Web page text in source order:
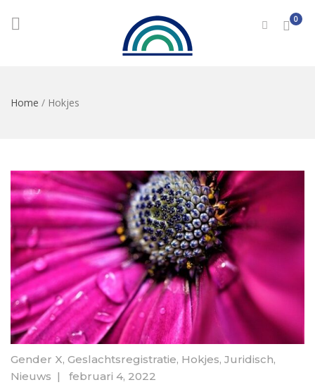
0
Home / Hokjes
Gender X, Geslachtsregistratie, Hokjes, Juridisch,
Nieuws | februari 4, 2022